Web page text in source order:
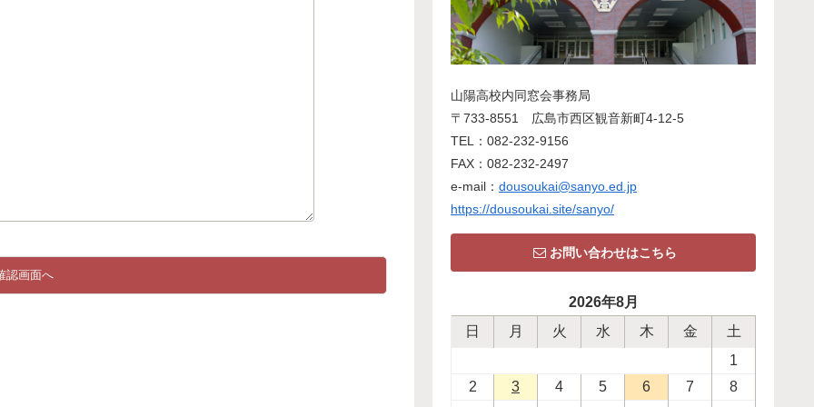
山陽高校内同窓会事務局
〒733-8551 広島市西区観音新町4-12-5
TEL：082-232-9156
FAX：082-232-2497
e-mail： dousoukai@sanyo.ed.jp
https://dousoukai.site/sanyo/
お問い合わせはこちら
2026年8月
日
月 火 水 木 金
土
1
2
3 4 5 6 7
8